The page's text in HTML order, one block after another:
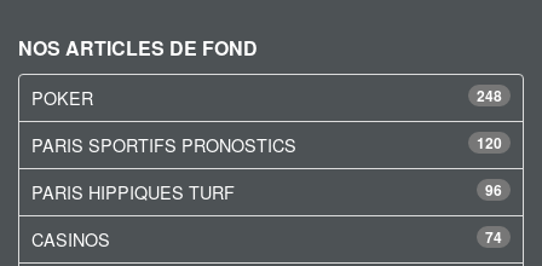
NOS ARTICLES DE FOND
248
POKER
120
PARIS SPORTIFS PRONOSTICS
96
PARIS HIPPIQUES TURF
74
CASINOS